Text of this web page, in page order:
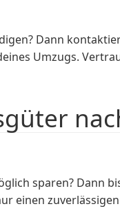
Dann
Umzugs.
sparen? Dann
einen